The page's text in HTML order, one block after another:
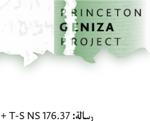
إلى المحتوى الرئيسي
الرئيسية
رسالة T-S NS 176.37
+